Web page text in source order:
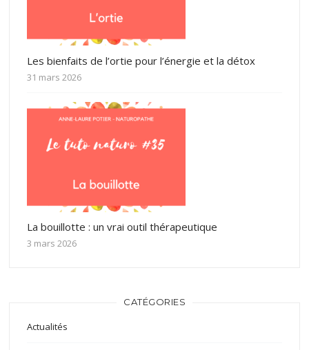
Les bienfaits de l’ortie pour l’énergie et la détox
31 mars 2026
La bouillotte : un vrai outil thérapeutique
3 mars 2026
CATÉGORIES
Actualités